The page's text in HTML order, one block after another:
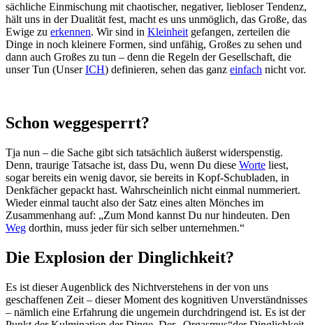
sächliche Einmischung mit chaotischer, negativer, liebloser Tendenz,
hält uns in der Dualität fest, macht es uns unmöglich, das Große, das
Ewige zu erkennen. Wir sind in Kleinheit gefangen, zerteilen die
Dinge in noch kleinere Formen, sind unfähig, Großes zu sehen und
dann auch Großes zu tun – denn die Regeln der Gesellschaft, die
unser Tun (UnserICH) definieren, sehen das ganz einfach nicht vor.
Schon weggesperrt?
Tja nun – die Sache gibt sich tatsächlich äußerst widerspenstig.
Denn, traurige Tatsache ist, dass Du, wenn Du diese Worte liest,
sogar bereits ein wenig davor, sie bereits in Kopf-Schubladen, in
Denkfächer gepackt hast. Wahrscheinlich nicht einmal nummeriert.
Wieder einmal taucht also der Satz eines alten Mönches im
Zusammenhang auf: „Zum Mond kannst Du nur hindeuten. Den
Weg dorthin, muss jeder für sich selber unternehmen.“
Die Explosion der Dinglichkeit?
Es ist dieser Augenblick des Nichtverstehens in der von uns
geschaffenen Zeit – dieser Moment des kognitiven Unverständnisses
– nämlich eine Erfahrung die ungemein durchdringend ist. Es ist der